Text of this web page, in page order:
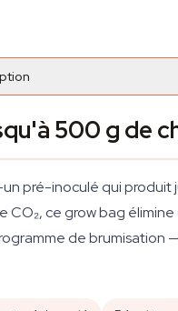
500 g de
pré-inoculé qui produit
CO₂, ce grow bag
de brumisation